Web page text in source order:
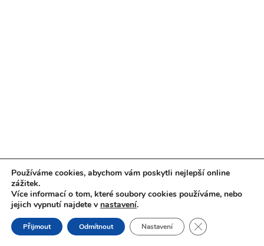
Používáme cookies, abychom vám poskytli nejlepší online
zážitek.
Více informací o tom, které soubory cookies používáme, nebo
jejich vypnutí najdete v nastavení.
Přijmout Odmítnout Nastavení Zavřít cookie lištu